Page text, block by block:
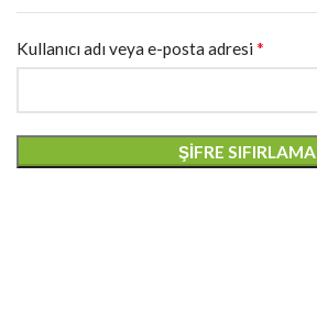
Kullanıcı adı veya e-posta adresi*
ŞIFRE SIFIRLAMA